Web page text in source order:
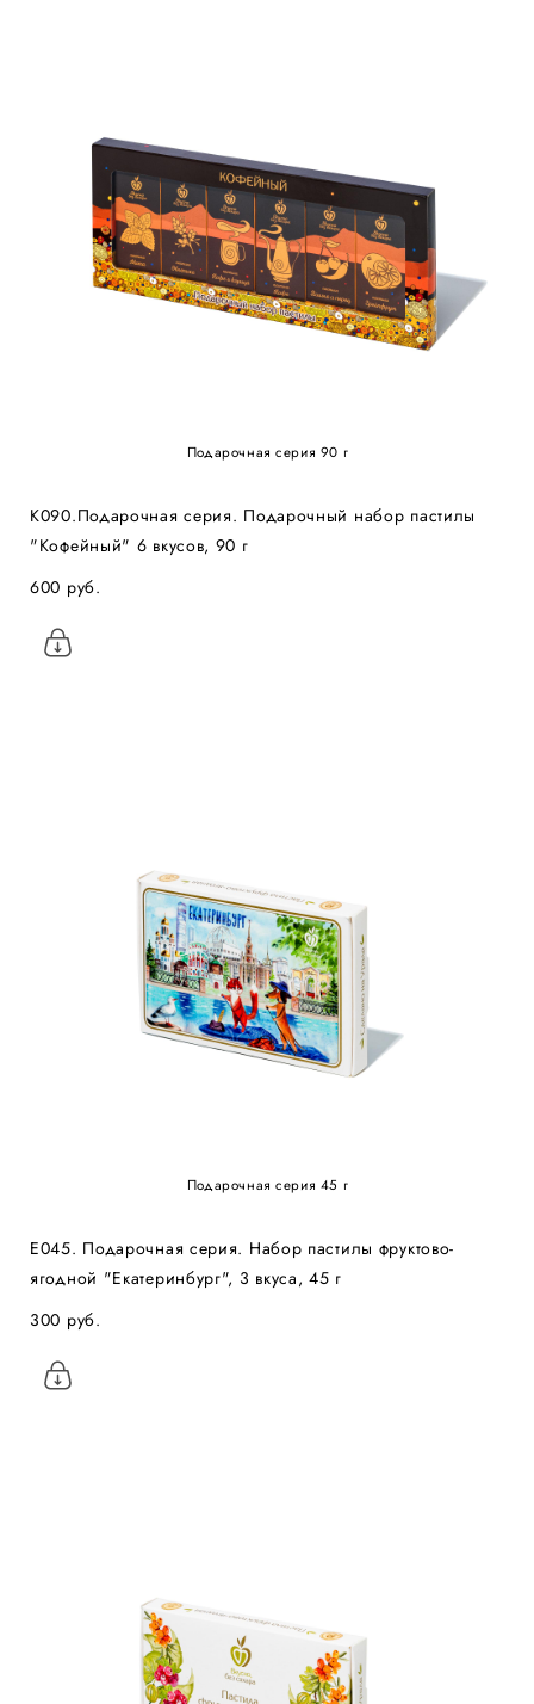
Подарочная серия 90 г
К090.Подарочная серия. Подарочный набор пастилы
"Кофейный" 6 вкусов, 90 г
600 pуб.
Подарочная серия 45 г
Е045. Подарочная серия. Набор пастилы фруктово-
ягодной "Екатеринбург", 3 вкуса, 45 г
300 pуб.